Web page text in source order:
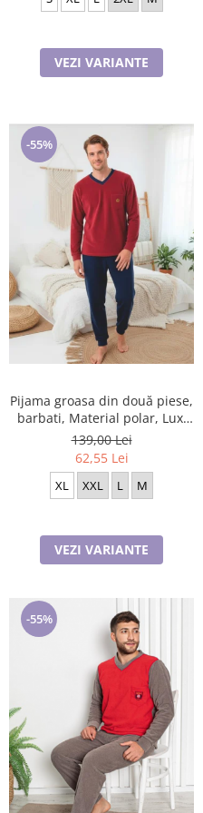
Cadouri pentru Doctori
MartisoareVEZI VARIANTE
-55%
Pijama groasa din două piese,
barbati, Material polar, Lux,
BakI90 100%micro
139,00 Lei
62,55 Lei
XL XXL L M
VEZI VARIANTE
-55%